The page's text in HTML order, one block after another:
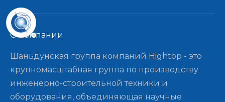
О компании​​​​​​​
Шаньдунская группа компаний Hightop - это
крупномасштабная группа по производству
инженерно-строительной техники и
оборудования, объединяющая научные